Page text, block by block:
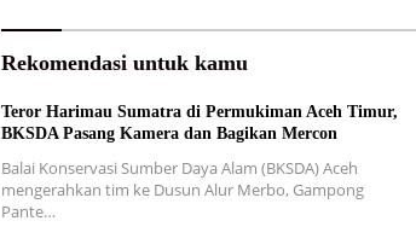
Rekomendasi untuk kamu
Teror Harimau Sumatra di Permukiman Aceh Timur,
BKSDA Pasang Kamera dan Bagikan Mercon
Balai Konservasi Sumber Daya Alam (BKSDA) Aceh
mengerahkan tim ke Dusun Alur Merbo, Gampong
Pante…